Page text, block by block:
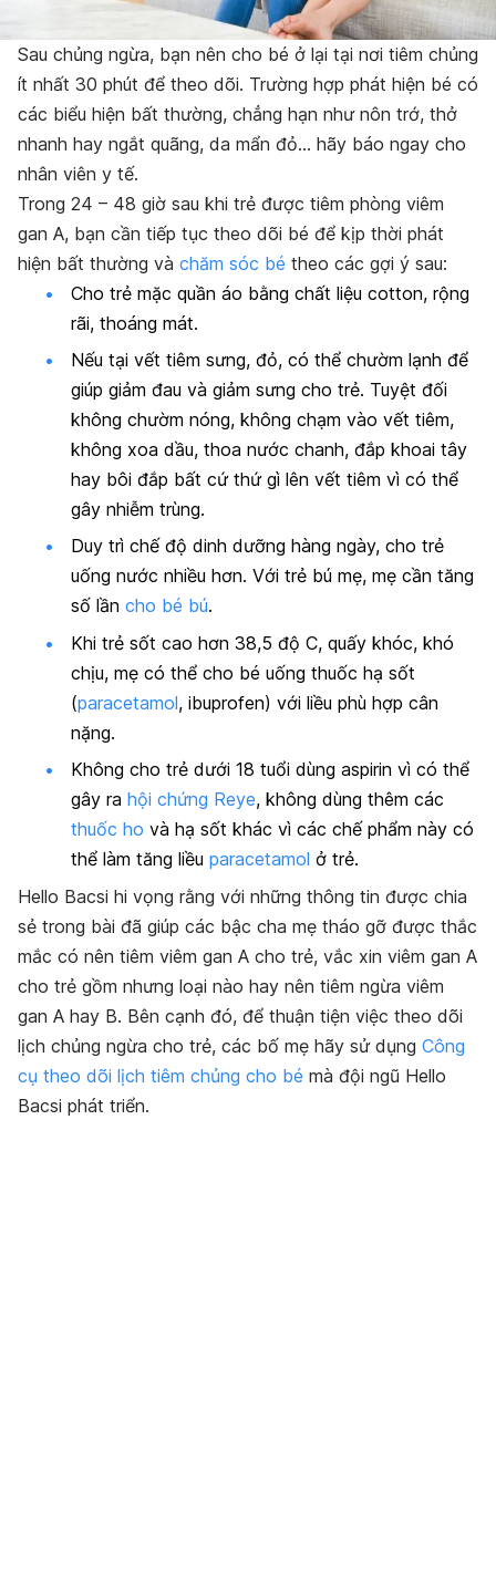
Sau chủng ngừa, bạn nên cho bé ở lại tại nơi tiêm chủng
ít nhất 30 phút để theo dõi. Trường hợp phát hiện bé có
các biểu hiện bất thường, chẳng hạn như nôn trớ, thở
nhanh hay ngắt quãng, da mẩn đỏ… hãy báo ngay cho
nhân viên y tế.
Trong 24 – 48 giờ sau khi trẻ được tiêm phòng viêm
gan A, bạn cần tiếp tục theo dõi bé để kịp thời phát
hiện bất thường và chăm sóc bé theo các gợi ý sau:
Cho trẻ mặc quần áo bằng chất liệu cotton, rộng
rãi, thoáng mát.
Nếu tại vết tiêm sưng, đỏ, có thể chườm lạnh để
giúp giảm đau và giảm sưng cho trẻ. Tuyệt đối
không chườm nóng, không chạm vào vết tiêm,
không xoa dầu, thoa nước chanh, đắp khoai tây
hay bôi đắp bất cứ thứ gì lên vết tiêm vì có thể
gây nhiễm trùng.
Duy trì chế độ dinh dưỡng hàng ngày, cho trẻ
uống nước nhiều hơn. Với trẻ bú mẹ, mẹ cần tăng
số lần cho bé bú.
Khi trẻ sốt cao hơn 38,5 độ C, quấy khóc, khó
chịu, mẹ có thể cho bé uống thuốc hạ sốt
(paracetamol, ibuprofen) với liều phù hợp cân
nặng.
Không cho trẻ dưới 18 tuổi dùng aspirin vì có thể
gây ra hội chứng Reye, không dùng thêm các
thuốc ho và hạ sốt khác vì các chế phẩm này có
thể làm tăng liều paracetamol ở trẻ.
Hello Bacsi hi vọng rằng với những thông tin được chia
sẻ trong bài đã giúp các bậc cha mẹ tháo gỡ được thắc
mắc có nên tiêm viêm gan A cho trẻ, vắc xin viêm gan A
cho trẻ gồm nhưng loại nào hay nên tiêm ngừa viêm
gan A hay B. Bên cạnh đó, để thuận tiện việc theo dõi
lịch chủng ngừa cho trẻ, các bố mẹ hãy sử dụng Công
cụ theo dõi lịch tiêm chủng cho bé mà đội ngũ Hello
Bacsi phát triển.